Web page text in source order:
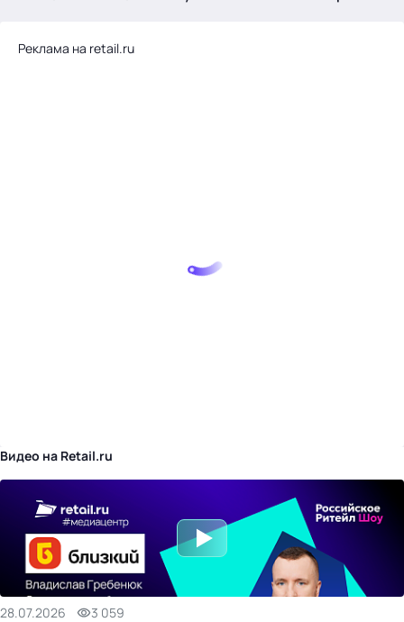
Реклама на retail.ru
Видео на Retail.ru
28.07.2026 3 059